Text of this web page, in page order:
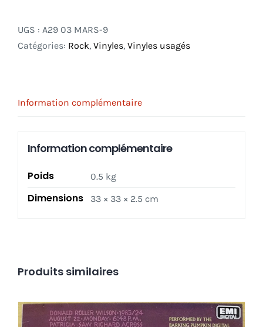
Of
_
shrink
!
UGS : A29 03 MARS-9
Catégories: Rock, Vinyles, Vinyles usagés
Information complémentaire
Information complémentaire
Poids 0.5 kg
Dimensions 33 × 33 × 2.5 cm
Produits similaires
Frank Zappa – Francesco Zappa LP